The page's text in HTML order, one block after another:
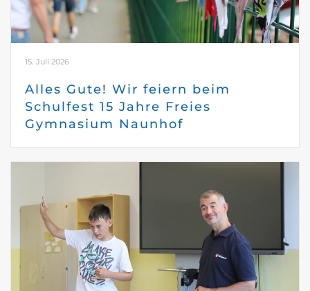
15. Juli 2026
Alles Gute! Wir feiern beim
Schulfest 15 Jahre Freies
Gymnasium Naunhof